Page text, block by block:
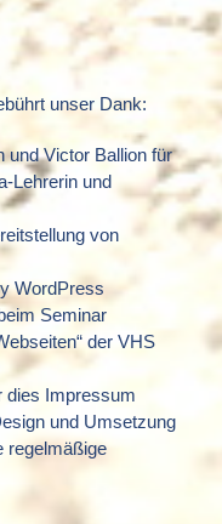
unser Dank:
und Victor Ballion für
Lehrerin und
von
WordPress
Seminar
der VHS
dies Impressum
und Umsetzung
regelmäßige